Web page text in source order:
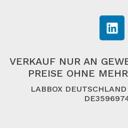
VERKAUF NUR AN
PREISE OHNE
LABBOX